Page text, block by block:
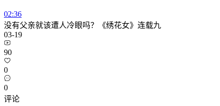
02:36
没有父亲就该遭人冷眼吗？《绣花女》连载九
03-19
90
0
0
评论